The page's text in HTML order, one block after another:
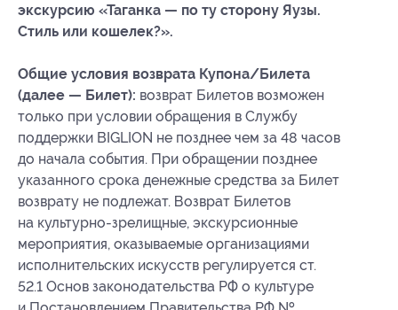
экскурсию «Таганка — по ту сторону Яузы.
Стиль или кошелек?».
Общие условия возврата Купона/Билета
(далее — Билет): возврат Билетов возможен
только при условии обращения в Службу
поддержки BIGLION не позднее чем за 48 часов
до начала события. При обращении позднее
указанного срока денежные средства за Билет
возврату не подлежат. Возврат Билетов
на культурно-зрелищные, экскурсионные
мероприятия, оказываемые организациями
исполнительских искусств регулируется ст.
52.1 Основ законодательства РФ о культуре